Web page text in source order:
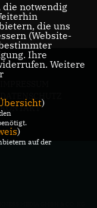
DATENSCHUTZ
KONTAKT
die notwendig
die uns
(Website-
Ihre
Weitere
)
)
auf der